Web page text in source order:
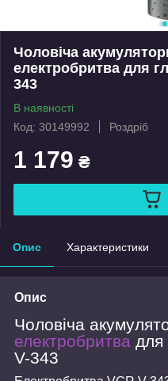
Чоловіча
електробритва для
343
В наявності
Код: 30149992
Роздріб
1 179 ₴
Опис Характеристики
Опис
Чоловіча
електробритва для
V-343